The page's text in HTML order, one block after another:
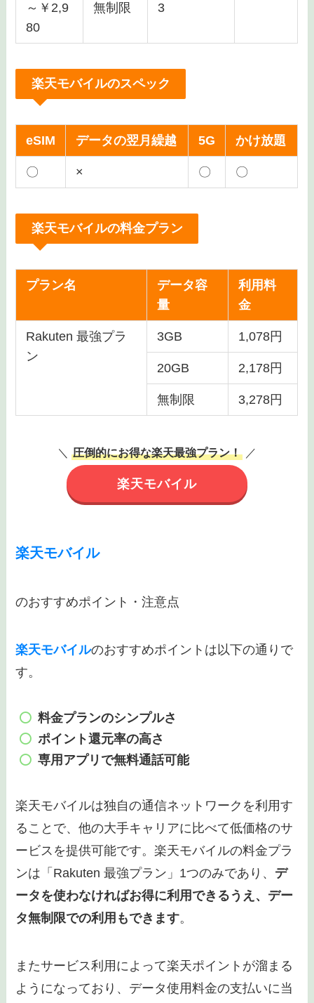
～￥2,9
80
無制限
3
楽天モバイルのスペック
eSIM データの翌月繰越 5G かけ放題
〇 × 〇 〇
楽天モバイルの料金プラン
プラン名
データ容
量
利用料
金
Rakuten 最強プラ
ン
3GB 1,078円
20GB 2,178円
無制限 3,278円
＼ 圧倒的にお得な楽天最強プラン！ ／
楽天モバイル
楽天モバイル
のおすすめポイント・注意点
楽天モバイルのおすすめポイントは以下の通りで
す。
料金プランのシンプルさ
ポイント還元率の高さ
専用アプリで無料通話可能
楽天モバイルは独自の通信ネットワークを利用す
ることで、他の大手キャリアに比べて低価格のサ
ービスを提供可能です。楽天モバイルの料金プラ
ンは「Rakuten 最強プラン」1つのみであり、 デ
ータを使わなければお得に利用できるうえ、デー
タ無制限での利用もできます。
またサービス利用によって楽天ポイントが溜まる
ようになっており、データ使用料金の支払いに当